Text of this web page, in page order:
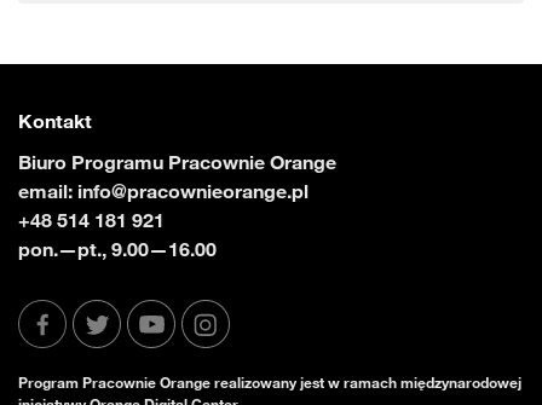
Kontakt
Biuro Programu Pracownie Orange
email: info@pracownieorange.pl
+48 514 181 921
pon.—pt., 9.00—16.00
Program Pracownie Orange realizowany jest w ramach międzynarodowej